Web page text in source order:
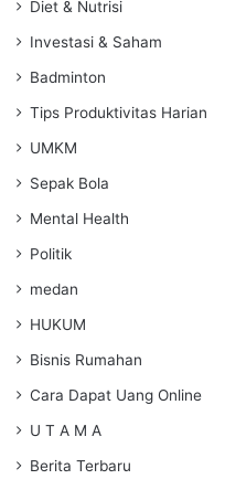
Diet & Nutrisi
Investasi & Saham
Badminton
Tips Produktivitas Harian
UMKM
Sepak Bola
Mental Health
Politik
medan
HUKUM
Bisnis Rumahan
Cara Dapat Uang Online
U T A M A
Berita Terbaru